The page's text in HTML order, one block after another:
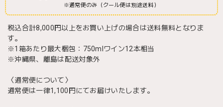
※通常便のみ（クール便は別途送料）
税込合計8,000円以上をお買い上げの場合は送料無料となりま
す。
※1箱あたり最大梱包：750mlワイン12本相当
※沖縄県、離島は配送対象外
〈通常便について〉
通常便は一律1,100円にてお届けいたします。